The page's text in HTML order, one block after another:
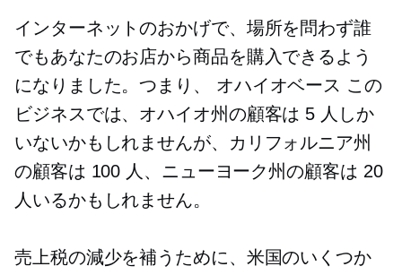
インターネットのおかげで、場所を問わず誰
でもあなたのお店から商品を購入できるよう
になりました。つまり、 オハイオベース この
ビジネスでは、オハイオ州の顧客は 5 人しか
いないかもしれませんが、カリフォルニア州
の顧客は 100 人、ニューヨーク州の顧客は 20
人いるかもしれません。
売上税の減少を補うために、米国のいくつか